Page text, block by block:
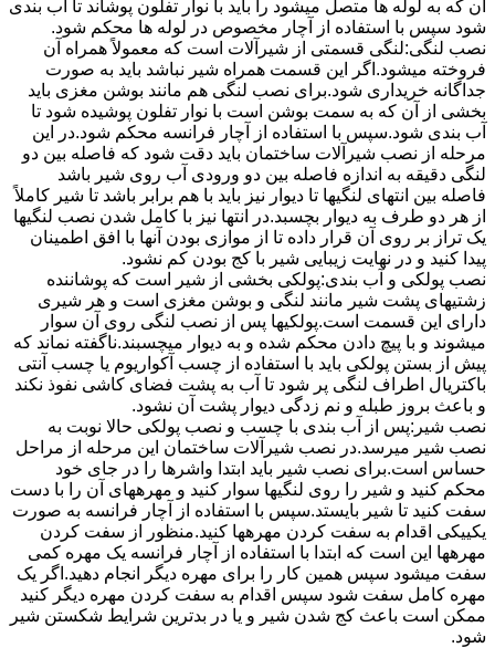
آن که به لوله ها متصل میشود را باید با نوار تفلون پوشاند تا آب بندی
شود سپس با استفاده از آچار مخصوص در لوله ها محکم شود.
نصب لنگی:لنگی قسمتی از شیرآلات است که معمولاً همراه آن
فروخته میشود.اگر این قسمت همراه شیر نباشد باید به صورت
جداگانه خریداری شود.برای نصب لنگی هم مانند بوشن مغزی باید
بخشی از آن که به سمت بوشن است با نوار تفلون پوشیده شود تا
آب بندی شود.سپس با استفاده از آچار فرانسه محکم شود.در این
مرحله از نصب شیرآلات ساختمان باید دقت شود که فاصله بین دو
لنگی دقیقه به اندازه فاصله بین دو ورودی آب روی شیر باشد
فاصله بین انتهای لنگیها تا دیوار نیز باید با هم برابر باشد تا شیر کاملاً
از هر دو طرف به دیوار بچسبد.در انتها نیز با کامل شدن نصب لنگیها
یک تراز بر روی آن قرار داده تا از موازی بودن آنها با افق اطمینان
پیدا کنید و در نهایت زیبایی شیر با کج بودن کم نشود.
نصب پولکی و آب بندی:پولکی بخشی از شیر است که پوشاننده
زشتیهای پشت شیر مانند لنگی و بوشن مغزی است و هر شیری
دارای این قسمت است.پولکیها پس از نصب لنگی روی آن سوار
میشوند و با پیچ دادن محکم شده و به دیوار میچسبند.ناگفته نماند که
پیش از بستن پولکی باید با استفاده از چسب آکواریوم یا چسب آنتی
باکتریال اطراف لنگی پر شود تا آب به پشت فضای کاشی نفوذ نکند
و باعث بروز طبله و نم زدگی دیوار پشت آن نشود.
نصب شیر:پس از آب بندی با چسب و نصب پولکی حالا نوبت به
نصب شیر میرسد.در نصب شیرآلات ساختمان این مرحله از مراحل
حساس است.برای نصب شیر باید ابتدا واشرها را در جای خود
محکم کنید و شیر را روی لنگیها سوار کنید و مهرههای آن را با دست
سفت کنید تا شیر بایستد.سپس با استفاده از آچار فرانسه به صورت
یکییکی اقدام به سفت کردن مهرهها کنید.منظور از سفت کردن
مهرهها این است که ابتدا با استفاده از آچار فرانسه یک مهره کمی
سفت میشود سپس همین کار را برای مهره دیگر انجام دهید.اگر یک
مهره کامل سفت شود سپس اقدام به سفت کردن مهره دیگر کنید
ممکن است باعث کج شدن شیر و یا در بدترین شرایط شکستن شیر
شود.